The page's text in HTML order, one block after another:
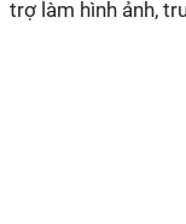
trợ làm hình ảnh,